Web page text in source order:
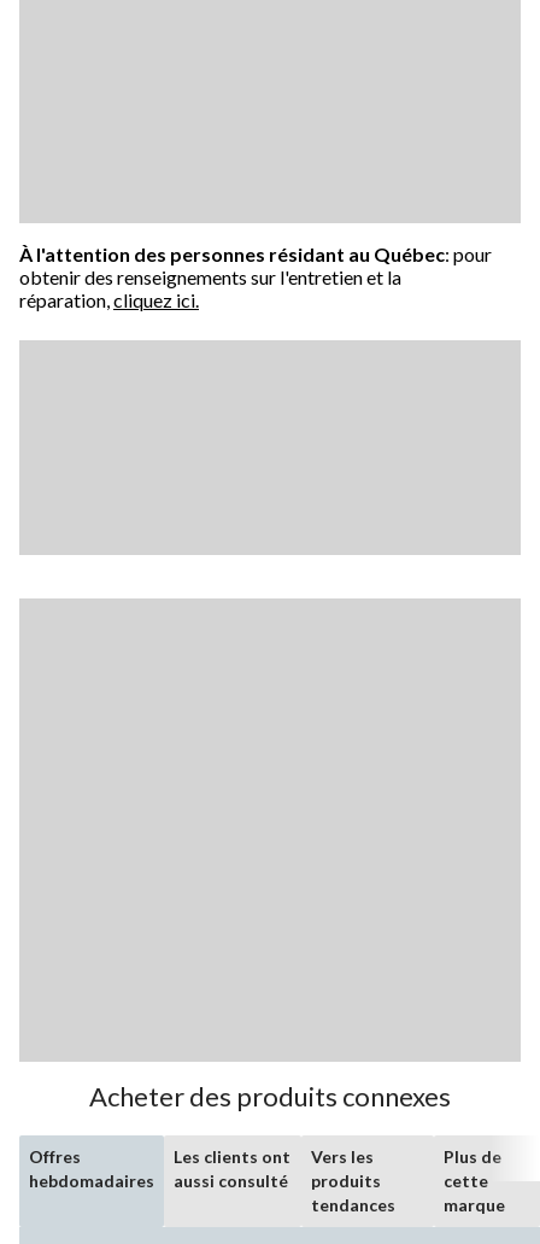
À l'attention des personnes résidant au Québec: pour
obtenir des renseignements sur l'entretien et la
réparation,cliquez ici.
Acheter des produits connexes
Offres
hebdomadaires
Les clients ont
aussi consulté
Vers les
produits
tendances
Plus de
cette
marque